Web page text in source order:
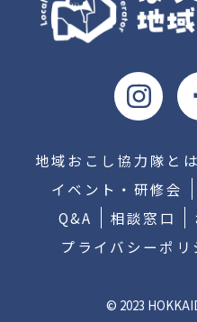
地域おこし協力隊とは
イベント・研修会
Q&A
相談窓口
プライバシーポリ
© 2023